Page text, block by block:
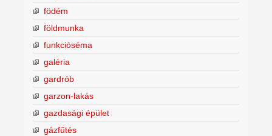
födém
földmunka
funkcióséma
galéria
gardrób
garzon-lakás
gazdasági épület
gázfűtés